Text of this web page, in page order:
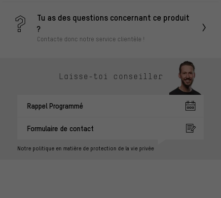
Tu as des questions concernant ce produit
?
Contacte donc notre service clientèle !
Laisse-toi conseiller
Rappel Programmé
Formulaire de contact
Notre politique en matière de protection de la vie privée